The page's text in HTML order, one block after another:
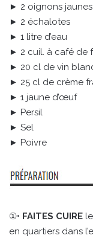
► 2 oignons jaunes
► 2 échalotes
► 1 litre d’eau
► 2 cuil. à café de
► 20 cl de vin
► 25 cl de crème
► 1 jaune d’œuf
► Persil
► Sel
► Poivre
①• FAITES CUIRE
en quartiers dans